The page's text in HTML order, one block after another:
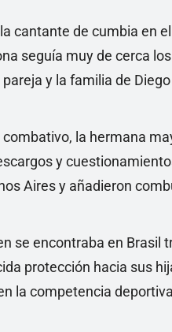
cantante de cumbia en
seguía muy de cerca
y la familia de
la hermana
y
Aires y añadieron
se encontraba en Brasil
protección hacia sus
la competencia